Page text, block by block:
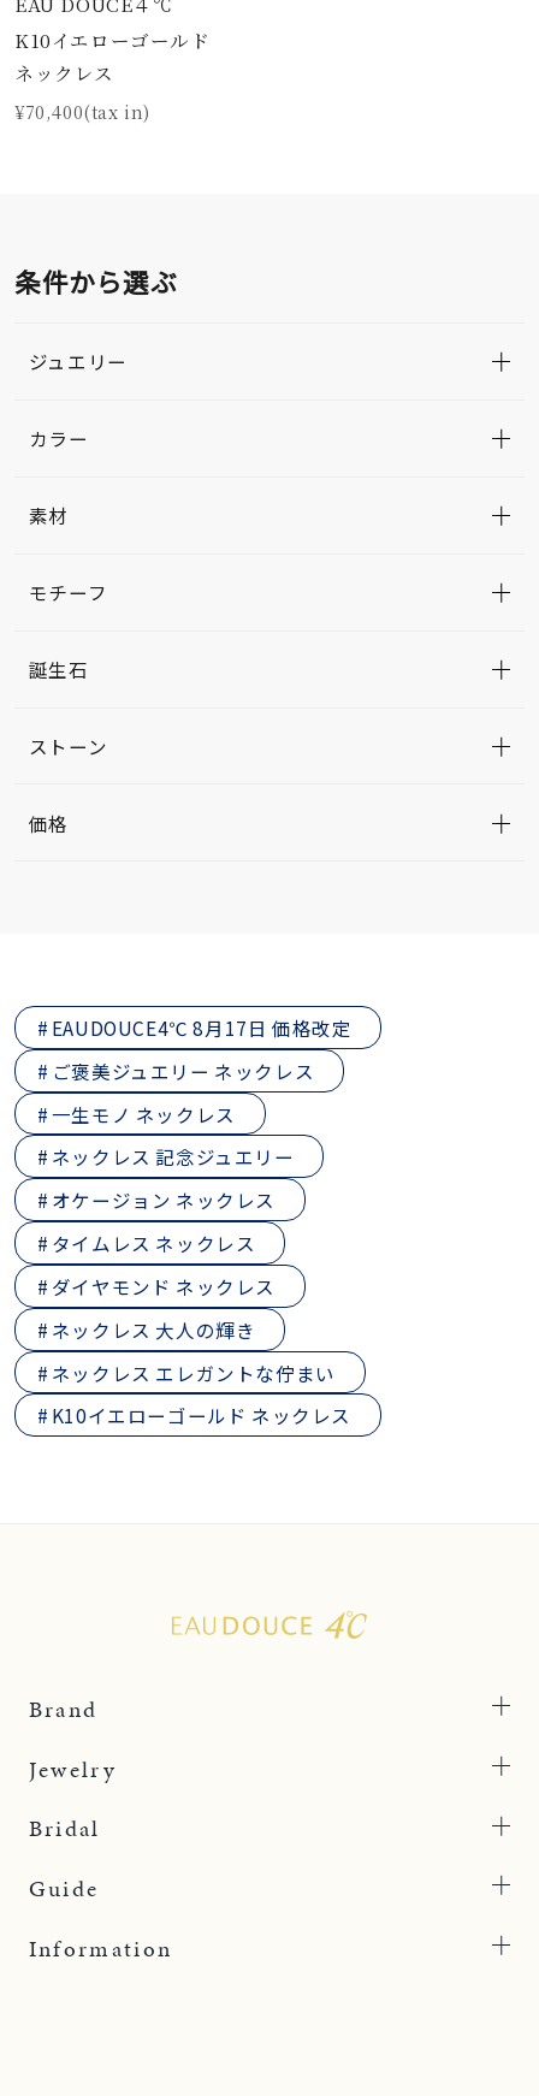
K10イエローゴールド
ネックレス
¥70,400(tax in)
条件から選ぶ
ジュエリー
カラー
素材
モチーフ
誕生石
ストーン
価格
EAUDOUCE4℃ 8月17日 価格改定
ご褒美ジュエリー ネックレス
一生モノ ネックレス
ネックレス 記念ジュエリー
オケージョン ネックレス
タイムレス ネックレス
ダイヤモンド ネックレス
ネックレス 大人の輝き
ネックレス エレガントな佇まい
K10イエローゴールド ネックレス
Brand
Jewelry
Bridal
Guide
Information